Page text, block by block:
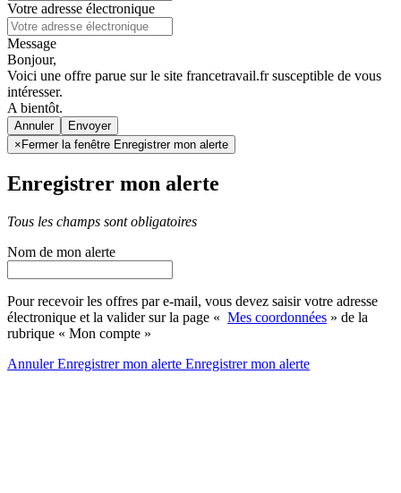
Votre adresse électronique
Message
Bonjour,
Voici une offre parue sur le site francetravail.fr susceptible de vous
intéresser.
A bientôt.
Annuler
× Fermer la fenêtre Enregistrer mon alerte
Enregistrer mon alerte
Tous les champs sont obligatoires
Nom de mon alerte
Pour recevoir les offres par e-mail, vous devez saisir votre adresse
électronique et la valider sur la page « Mes coordonnées » de la
rubrique « Mon compte »
AnnulerEnregistrer mon alerte Enregistrermon alerte